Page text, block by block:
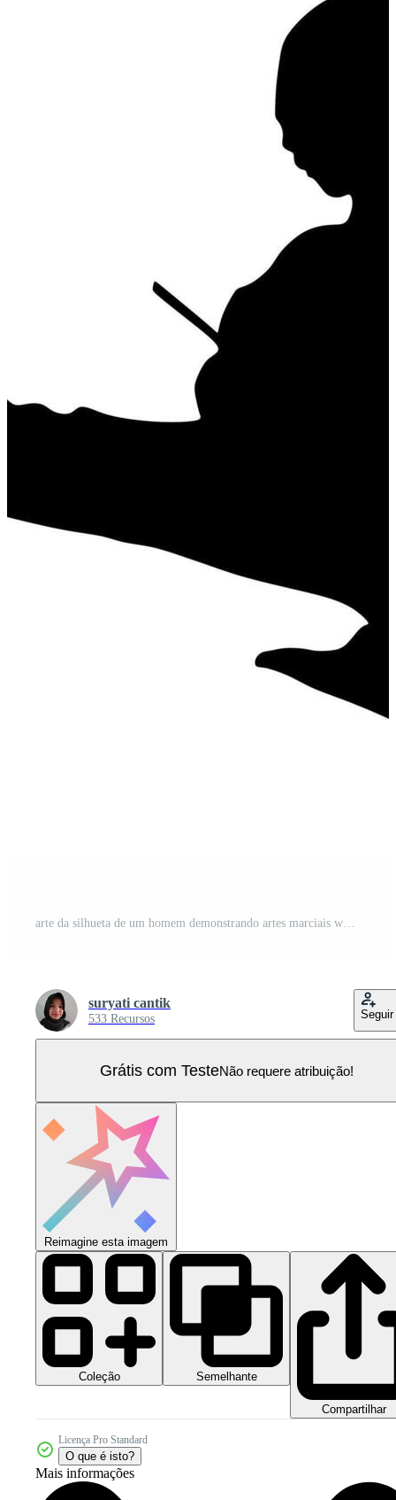
arte da silhueta de um homem demonstrando artes marciais wushu, exercícios de kung fu. ilustração vetorial. ícone de wushu Vetor Pro
suryati cantik
533 Recursos Seguir
Grátis com TesteNão requere atribuição!
Reimagine esta imagem
Coleção Semelhante
Compartilhar
Licença Pro Standard
O que é isto?
Mais informações